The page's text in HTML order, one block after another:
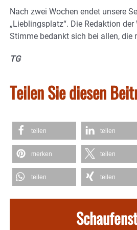
Nach zwei Wochen endet unsere
„Lieblingsplatz“. Die Redaktion der
Stimme bedankt sich bei allen, die
TG
Teilen Sie diesen
teilen teilen
merken teilen
teilen teilen